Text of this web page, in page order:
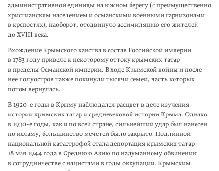
админи­стративной единицы на южном берегу (с преимущественно
христианским населением и османскими военными гарнизонами
в крепостях), наоборот, отодвинуло ассимиляцию его жителей
до XVIII века.
Вхождение Крымского ханства в состав Российской империи
в 1783 году привело к некоторому оттоку крымских татар
в пределы Османской империи. В ходе Крымской войны и после
нее полуостров также покинули тысячи семей, часть которых
потом вернулась.
В 1920-е годы в Крыму наблюдался расцвет в деле изучения
истории крымских татар и средневековой истории Крыма. Однако
в 1930-е годы, как и по всей стране, сильнейший удар был нанесен
по исламу, большинство мечетей было закрыто. Подлинной
национальной катастрофой стала депортация крымских татар
18 мая 1944 года в Среднюю Азию по надуманному обвине­нию
в сотруд­ничестве с нацистами в годы оккупации. Крымским